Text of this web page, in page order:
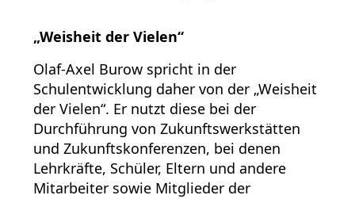
„Weisheit der Vielen“
Olaf-Axel Burow spricht in der
Schulentwicklung daher von der „Weisheit
der Vielen“. Er nutzt diese bei der
Durchführung von Zukunftswerkstätten
und Zukunftskonferenzen, bei denen
Lehrkräfte, Schüler, Eltern und andere
Mitarbeiter sowie Mitglieder der